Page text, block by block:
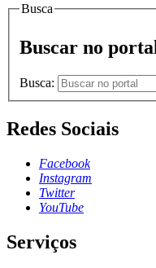
Busca
Buscar no portal
Busca:
Redes Sociais
Facebook
Instagram
Twitter
YouTube
Serviços